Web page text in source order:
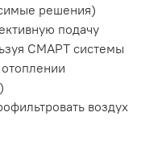
решения)
подачу
СМАРТ системы
воздух